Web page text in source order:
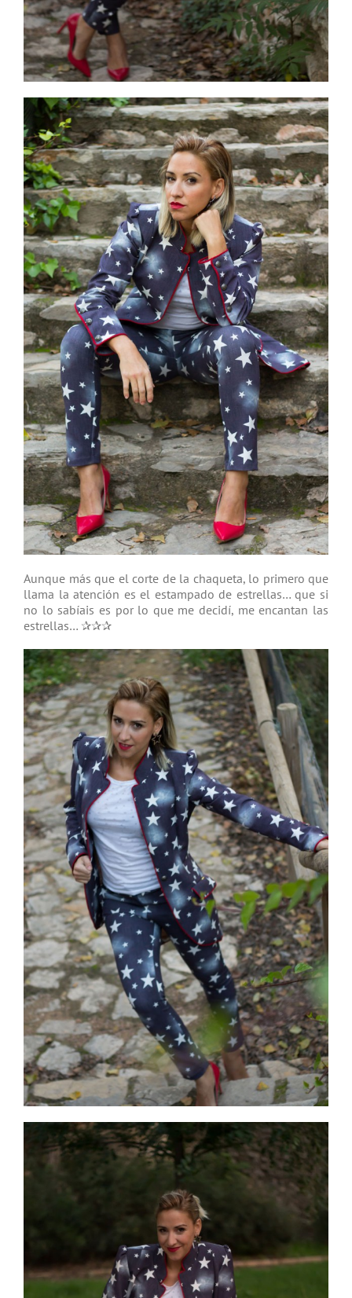
Aunque más que el corte de la chaqueta, lo primero que
llama la atención es el estampado de estrellas… que si
no lo sabíais es por lo que me decidí, me encantan las
estrellas… ✰✰✰